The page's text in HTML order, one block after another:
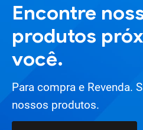
Encontre
produtos
você.
Para compra e Revenda.
nossos produtos.